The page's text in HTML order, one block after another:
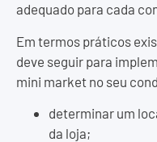
adequado para cada
Em termos práticos
deve seguir para
mini market no seu
determinar um
da loja;